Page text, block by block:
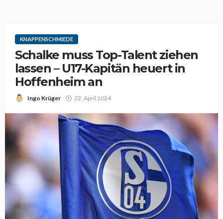
KNAPPENSCHMIEDE
Schalke muss Top-Talent ziehen
lassen – U17-Kapitän heuert in
Hoffenheim an
Ingo Krüger 22. April 2024